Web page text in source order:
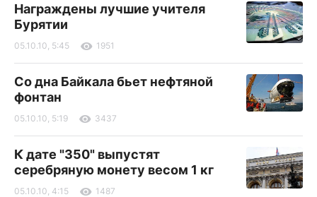
Награждены лучшие учителя
Бурятии
05.10.10, 5:45 1951
Со дна Байкала бьет нефтяной
фонтан
05.10.10, 5:19 3437
К дате "350" выпустят
серебряную монету весом 1 кг
05.10.10, 4:15 1487